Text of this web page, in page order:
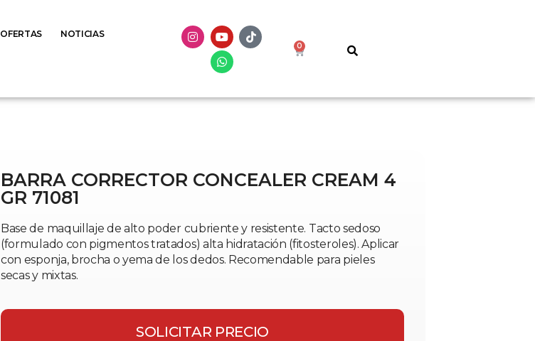
OFERTAS NOTICIAS
0
BARRA CORRECTOR CONCEALER CREAM 4
GR 71081
Base de maquillaje de alto poder cubriente y resistente. Tacto sedoso
(formulado con pigmentos tratados) alta hidratación (fitosteroles). Aplicar
con esponja, brocha o yema de los dedos. Recomendable para pieles
secas y mixtas.
SOLICITAR PRECIO